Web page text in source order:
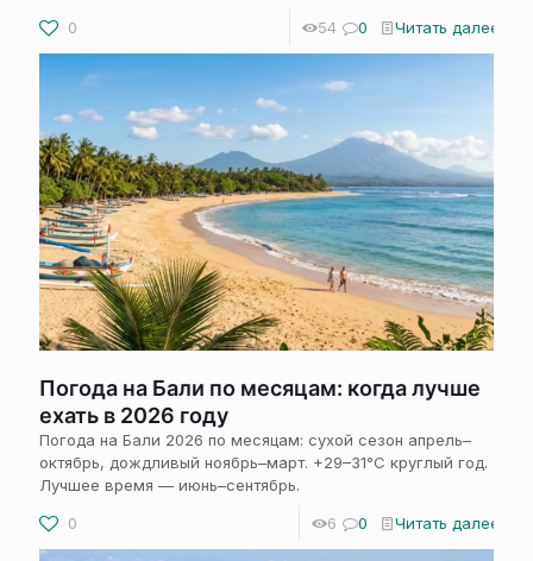
0
54 0 Читать далее
Погода на Бали по месяцам: когда лучше
ехать в 2026 году
Погода на Бали 2026 по месяцам: сухой сезон апрель–
октябрь, дождливый ноябрь–март. +29–31°C круглый год.
Лучшее время — июнь–сентябрь.
0
6 0 Читать далее